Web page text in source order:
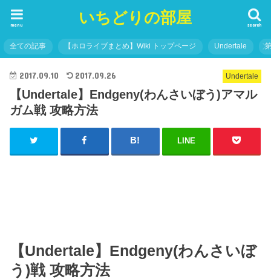
いちどりの部屋 search
menu
全ての記事 【ホロライブまとめ】Wiki トップページ Undertale
Undertale
2017.09.10 2017.09.26
【Undertale】Endgeny(わんさいぼう)アマル
ガム戦 攻略方法
LINE
【Undertale】Endgeny(わんさいぼ
う)戦 攻略方法